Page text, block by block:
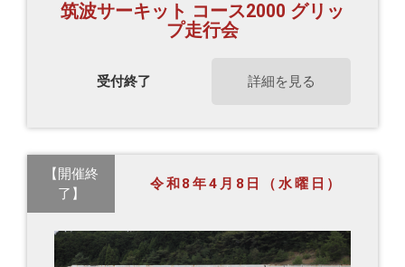
筑波サーキット コース2000 グリッ
プ走行会
受付終了 詳細を見る
【開催終
了】
令和8年4月8日（水曜日）